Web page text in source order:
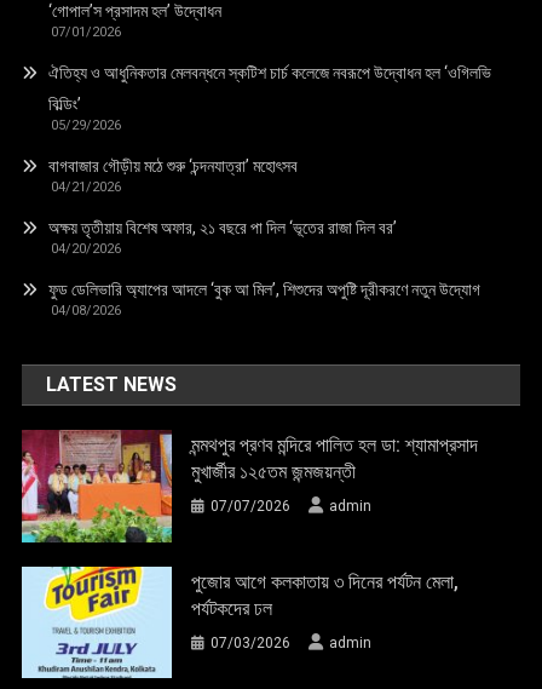
‘গোপাল’স প্রসাদম হল’ উদ্বোধন
07/01/2026
ঐতিহ্য ও আধুনিকতার মেলবন্ধনে স্কটিশ চার্চ কলেজে নবরূপে উদ্বোধন হল ‘ওগিলভি
বিল্ডিং’
05/29/2026
বাগবাজার গৌড়ীয় মঠে শুরু ‘চন্দনযাত্রা’ মহোৎসব
04/21/2026
অক্ষয় তৃতীয়ায় বিশেষ অফার, ২১ বছরে পা দিল ‘ভূতের রাজা দিল বর’
04/20/2026
ফুড ডেলিভারি অ্যাপের আদলে ‘বুক আ মিল’, শিশুদের অপুষ্টি দূরীকরণে নতুন উদ্যোগ
04/08/2026
LATEST NEWS
মন্মথপুর প্রণব মন্দিরে পালিত হল ডা: শ্যামাপ্রসাদ
মুখার্জীর ১২৫তম জন্মজয়ন্তী
07/07/2026 admin
পুজোর আগে কলকাতায় ৩ দিনের পর্যটন মেলা,
পর্যটকদের ঢল
07/03/2026 admin